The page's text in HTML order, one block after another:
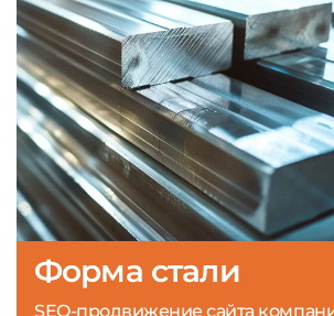
Форма стали
SEO-продвижение сайта